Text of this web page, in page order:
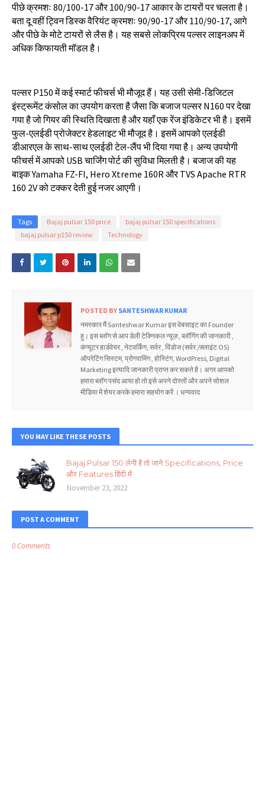
पीछेक्रमशः 80/100-17और100/90-17आकारकेटायरोंपरचलताहै।
बतादूवहींट्विनडिस्कवैरियंटक्रमशः 90/90-17और110/90-17, आगे
औरपीछेकेमोटेटायरोंसेलैसहै। यहसबसेलोकप्रियपल्सरलाइनअपमें
अधिककिफायतीमॉडलहै।
पल्सरP150मेंकईस्मार्टफीचर्सभीमौजूदहैं। यहउसीसेमी-डिजिटल
इंस्ट्रूमेंटकंसोलकाउपयोगकरताहैजैसाकिबजाजपल्सरN160परदेखा
गयाहैजोगियरकीस्थितिदिखाताहैऔरयहाँएकरेंजइंडिकेटरभीहै। इसमें
फुल-एलईडीप्रोजेक्टरहेडलाइटभीमौजूदहै। इसमेंआपकोएलईडी
डीआरएलकेसाथ-साथएलईडीटेल-लैंपभीदियागयाहै। अन्यउपयोगी
फीचर्समेंआपको USBचार्जिंगपोर्टकीसुविधामिलतीहै। बजाजकीयह
बाइकYamaha FZ-FI, Hero Xtreme 160R औरTVS Apache RTR
160 2Vकोटक्करदेतीहुईनजरआएगी।
Tags Bajaj pulsar 150 price
bajaj pulsar 150 specifications
bajaj pulsar p150 review
Technology
POSTED BY SANTESHWAR KUMAR
नमस्कार मैं Santeshwar Kumar इस वेबसाइट का Founder
हु। इस ब्लॉग से आप डेली टेक्निकल न्यूज़ , ब्लॉगिंग की जानकारी ,
कंप्यूटर हार्डवेयर , नेटवर्किंग, सर्वर , विंडोज (सर्वर /क्लाइंट OS)
ऑपरेटिंग सिस्टम, प्रोगरामिंग , होस्टिंग, WordPress, Digital
Marketing इत्यादि जानकारी प्राप्त कर सकते है। अगर आपको
हमारा ब्लॉग पसंद आया हो तो इसे अपने दोस्तों और अपने सोशल
मीडिया में शेयर करके हमारा सहयोग करें । धन्यवाद
YOU MAY LIKE THESE POSTS
Bajaj Pulsar 150 लेनी है तो जाने Specifications, Price
और Features हिंदी में
November 23, 2022
POST A COMMENT
0 Comments